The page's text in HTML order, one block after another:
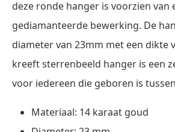
deze ronde hanger is voorzien van
gediamanteerde bewerking. De
diameter van 23mm met een dikte
kreeft sterrenbeeld hanger is een
voor iedereen die geboren is
Materiaal: 14 karaat goud